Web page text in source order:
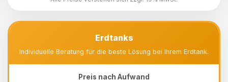
Erdtanks
Individuelle Beratung für die beste Lösung bei Ihrem Erdtank.
Preis nach Aufwand